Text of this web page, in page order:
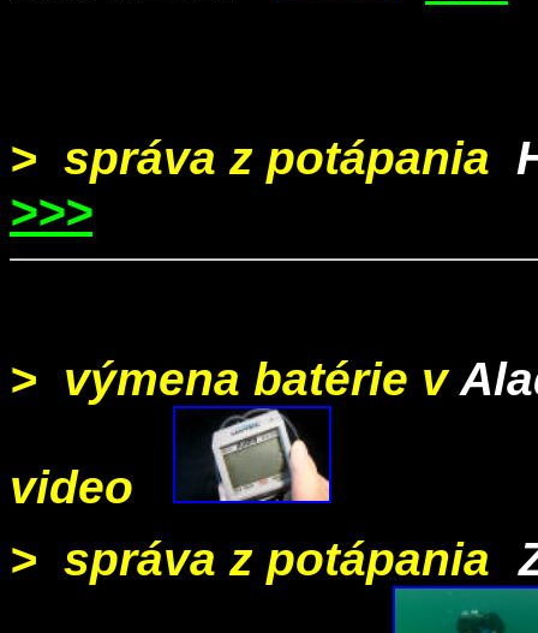
> správa z potápania
>>>
> výmena batérie v
video
> správa z potápania -